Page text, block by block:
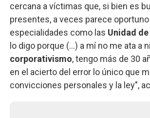
cercana a víctimas que, si bien es
presentes, a veces parece
especialidades como las Unidad
lo digo porque (...) a mí no me ata a
corporativismo, tengo más de 30
en el acierto del error lo único que
convicciones personales y la ley",